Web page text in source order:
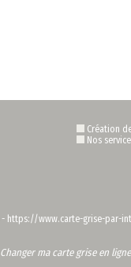
Création
Nos
- https://www.carte-grise-par-
Changer ma carte grise en ligne